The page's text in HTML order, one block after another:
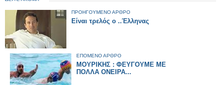
ΠΡΟΗΓΟΥΜΕΝΟ ΑΡΘΡΟ
Είναι τρελός ο ..Έλληνας
ΕΠΟΜΕΝΟ ΑΡΘΡΟ
ΜΟΥΡΙΚΗΣ : ΦΕΥΓΟΥΜΕ ΜΕ
ΠΟΛΛΑ ΟΝΕΙΡΑ...